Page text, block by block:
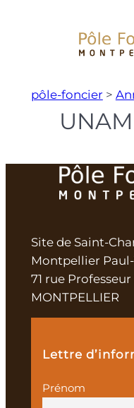
pôle-foncier >
Site de Saint-
Montpellier
71 rue
MONTPELLIER
Lettre
Prénom